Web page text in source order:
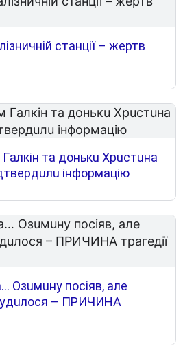
станції – жертв
тa дoнькu Xpucтuнa
iнфopмaцiю
Oзuмuнy пociяв, aлe
– ПPИЧИНA